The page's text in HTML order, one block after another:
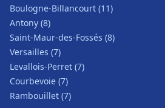
Boulogne-Billancourt (11)
Antony (8)
Saint-Maur-des-Fossés (8)
Versailles (7)
Levallois-Perret (7)
Courbevoie (7)
Rambouillet (7)